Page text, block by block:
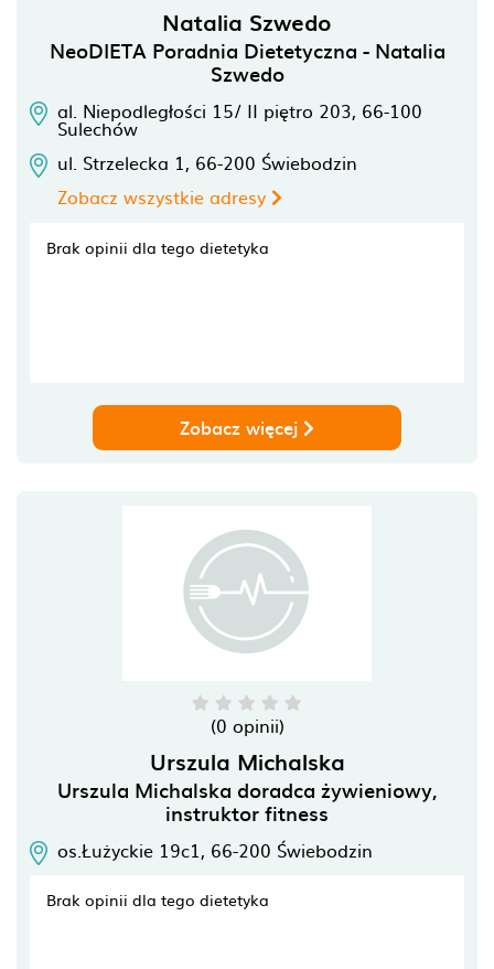
Natalia Szwedo
NeoDIETA Poradnia Dietetyczna - Natalia
Szwedo
al. Niepodległości 15/ II piętro 203, 66-100
Sulechów
ul. Strzelecka 1, 66-200 Świebodzin
Zobacz wszystkie adresy
Brak opinii dla tego dietetyka
Zobacz więcej
(0 opinii)
Urszula Michalska
Urszula Michalska doradca żywieniowy,
instruktor fitness
os.Łużyckie 19c1, 66-200 Świebodzin
Brak opinii dla tego dietetyka